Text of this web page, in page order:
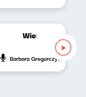
Wielki świat
Barbara Gregorczyk